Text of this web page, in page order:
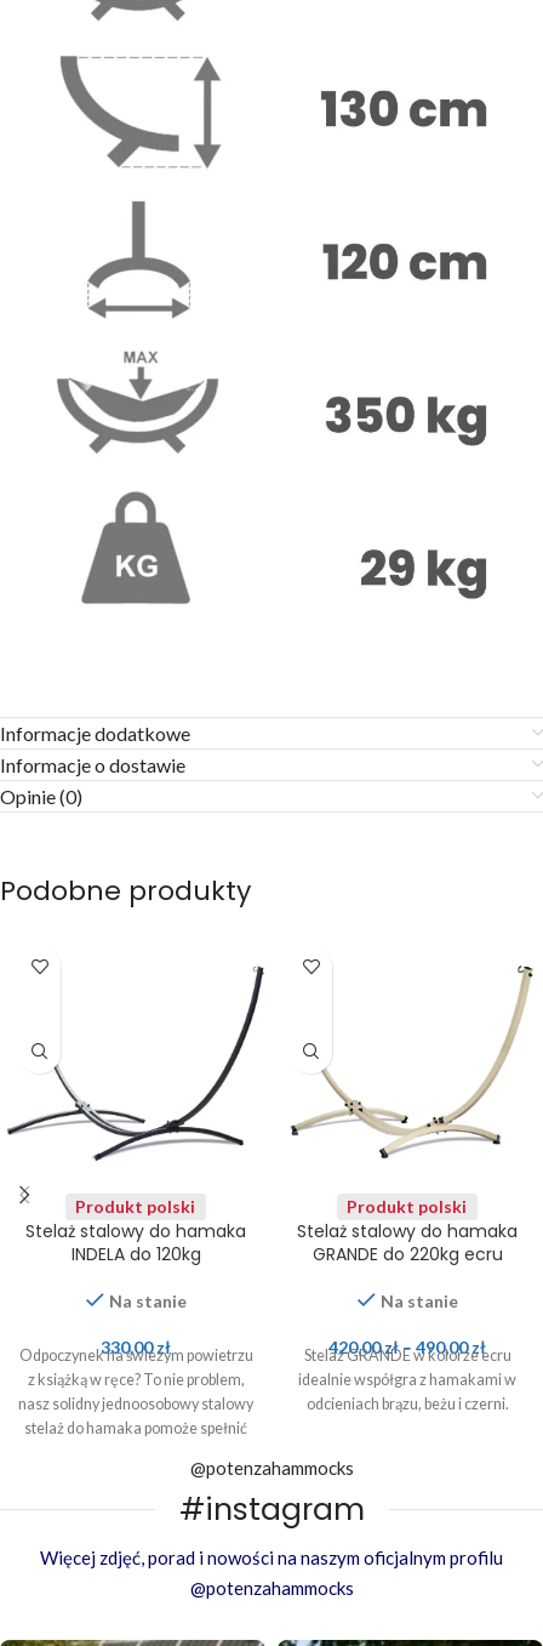
Informacje dodatkowe
Informacje o dostawie
Opinie (0)
Podobne produkty
Produkt polski
Stelaż stalowy do hamaka
INDELA do 120kg
Na stanie
330,00zł
Odpoczynek na świeżym powietrzu
z książką w ręce? To nie problem,
nasz solidny jednoosobowy stalowy
stelaż do hamaka pomoże spełnić
Produkt polski
Stelaż stalowy do hamaka
GRANDE do 220kg ecru
Na stanie
420,00zł– 490,00zł
Stelaż GRANDE w kolorze ecru
idealnie współgra z hamakami w
odcieniach brązu, beżu i czerni.
@potenzahammocks
#instagram
Więcej zdjęć, porad i nowości na naszym oficjalnym profilu
@potenzahammocks